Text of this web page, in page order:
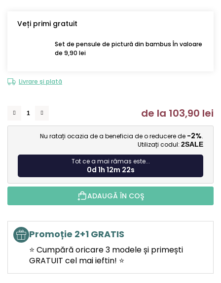
Veți primi gratuit
Set de pensule de pictură din bambus În valoare
de 9,90 lei
Livrare și plată
de la 103,90 lei
Nu ratați ocazia de a beneficia de o reducere de -2%.
Utilizați codul: 2SALE
Tot ce a mai rămas este...
0d 1h 12m 21s
ADAUGĂ ÎN COŞ
Promoție 2+1 GRATIS
⭐ Cumpără oricare 3 modele și primești
GRATUIT cel mai ieftin! ⭐